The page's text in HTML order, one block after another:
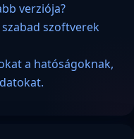
verziója?
szoftverek
a hatóságoknak,